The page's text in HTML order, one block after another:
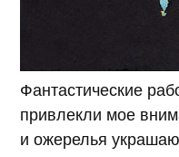
Фантастические
привлекли мое
и ожерелья